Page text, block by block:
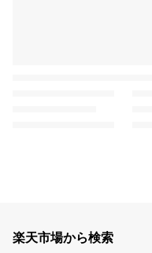
楽天市場から検索